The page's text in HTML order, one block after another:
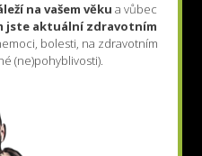
na vašem věkua vůbec
jste aktuální zdravotním
bolesti, na zdravotním
(ne)pohyblivosti).